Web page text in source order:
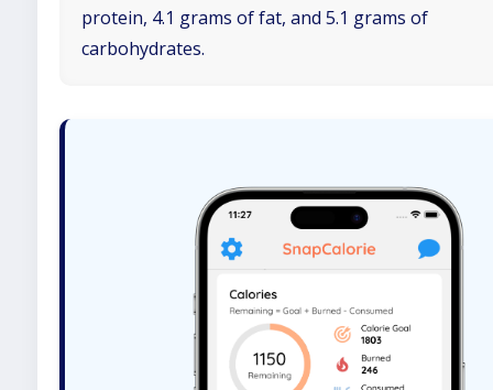
protein, 4.1 grams of fat, and 5.1 grams of
carbohydrates.